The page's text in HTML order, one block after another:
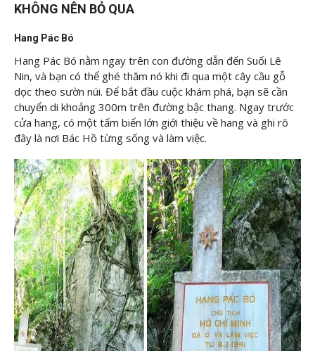
KHÔNG NÊN BỎ QUA
Hang Pác Bó
Hang Pác Bó nằm ngay trên con đường dẫn đến Suối Lê
Nin, và bạn có thể ghé thăm nó khi đi qua một cây cầu gỗ
dọc theo sườn núi. Để bắt đầu cuộc khám phá, bạn sẽ cần
chuyển di khoảng 300m trên đường bậc thang. Ngay trước
cửa hang, có một tấm biển lớn giới thiệu về hang và ghi rõ
đây là nơi Bác Hồ từng sống và làm việc.